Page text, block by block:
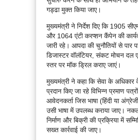
गड्ढा मुक्त किया जाए।
मुख्यमंत्री ने निर्देश दिए कि 1905
और 1064 एंटी करप्शन कैंपेन की
जारी रहे। आपदा की चुनौतियों से पार
डिजास्टर वॉलंटियर, संकट मोचन दल
स्तर पर मॉक ड्रिल कराए जाएं।
मुख्यमंत्री ने कहा कि सेवा के
प्रदान किए जा रहे विभिन्न प्रमाण
आवेदनकर्ता जिस भाषा (हिंदी या
उसी भाषा में उपलब्ध कराया जाए।
निर्माण और बिक्री की प्रक्रिया में
सख्त कार्रवाई की जाए।